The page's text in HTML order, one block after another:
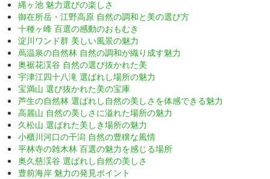
縄ヶ池 魅力選びの楽しさ
御在所岳・江野高原 自然の調和と美の選び方
十種ヶ峰 百選の感動のおもむき
淀川ワンド群 美しい風景の魅力
蔦温泉の自然林 自然の調和が織り成す魅力
奥裾花渓谷 自然の選び抜かれた美
宇津江四十八滝 選ばれし場所の魅力
宝満山 選び抜かれた美の宝庫
芦生の自然林 選ばれし自然の美しさを体感できる魅力
高麗山 自然の美しさに溢れた場所の魅力
久松山 選ばれた美しき場所の魅力
小櫃川河口の干潟 自然の豊穣な風情
平林寺の雑木林 百選の魅力を感じる場所
奥久慈渓谷 選ばれし自然の美しさ
豊前海岸 魅力の発見ポイント